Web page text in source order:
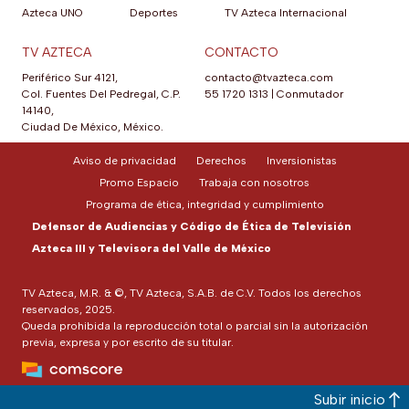
Azteca UNO
Deportes
TV Azteca Internacional
TV AZTECA
Periférico Sur 4121,
Col. Fuentes Del Pedregal, C.P.
14140,
Ciudad De México, México.
CONTACTO
contacto@tvazteca.com
55 1720 1313
Conmutador
TV Azteca, M.R. & ©, TV Azteca, S.A.B. de C.V. Todos los derechos
reservados, 2025.
Queda prohibida la reproducción total o parcial sin la autorización
previa, expresa y por escrito de su titular.
Aviso de privacidad Derechos
Inversionistas
Promo Espacio
Trabaja con nosotros
Programa de ética, integridad y cumplimiento
Defensor de Audiencias y Código de Ética de Televisión
Azteca III y Televisora del Valle de México
Subir inicio